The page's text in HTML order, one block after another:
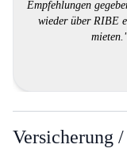
Empfehlungen
wieder über RIBE
Versicherung